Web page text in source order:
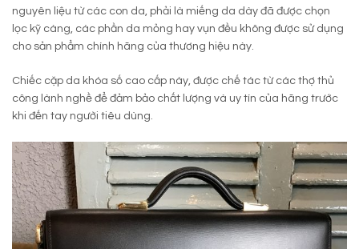
nguyên liệu từ các con da, phải là miếng da dày đã được chọn
lọc kỹ càng, các phần da mỏng hay vụn đều không được sử dụng
cho sản phẩm chính hãng của thương hiệu này.
Chiếc cặp da khóa số cao cấp này, được chế tác từ các thợ thủ
công lành nghề để đảm bảo chất lượng và uy tín của hãng trước
khi đến tay người tiêu dùng.